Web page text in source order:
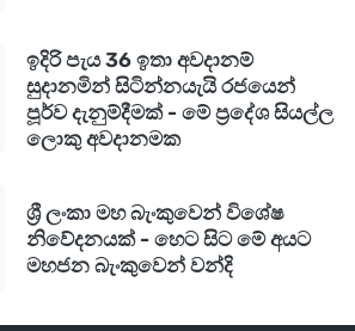
ඉදිරි පැය 36 ඉතා අවදානම්
සුදානමින් සිටින්නයැයි රජයෙන්
පූර්ව දැනුම්දීමක් - මේ ප්‍රදේශ සියල්ල
ලොකු අවදානමක
ශ්‍රී ලංකා මහ බැංකුවෙන් විශේෂ
නිවේදනයක් - හෙට සිට මේ අයට
මහජන බැංකුවෙන් වන්දි